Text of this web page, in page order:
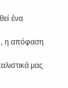
ένα
η απόφαση
μας